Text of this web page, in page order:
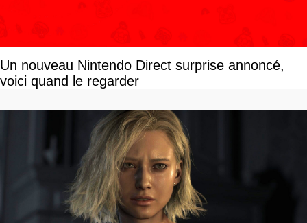
Un nouveau Nintendo Direct surprise annoncé,
voici quand le regarder